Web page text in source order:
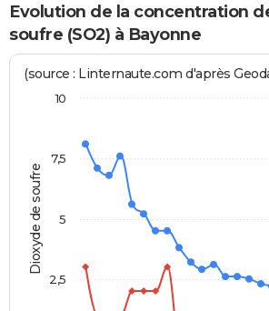
Evolution de la concentration
soufre (SO2) à Bayonne
Dioxyde de soufre
(source : Linternaute.com d'après
2,5
5
7,5
10